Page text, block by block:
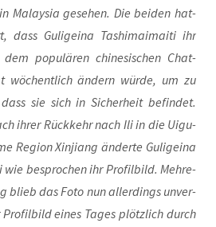
Malay­sia gese­hen. Die bei­den hat­
dass Guli­geina Tashi­ma­i­ma­i­ti ihr
popu­lä­ren chi­ne­si­schen Chat-
wöchent­lich ändern wür­de, um zu
sie sich in Sicher­heit befin­det.
ihrer Rück­kehr nach Ili in die Uigu­
Regi­on Xin­jiang änder­te Guli­geina
wie bespro­chen ihr Pro­fil­bild. Meh­re­
blieb das Foto nun aller­dings unver­
eines Tages plötz­lich durch